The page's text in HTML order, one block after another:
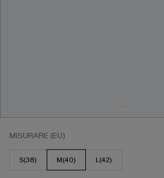
MISURARE (EU)
S(38) M(40) L(42)